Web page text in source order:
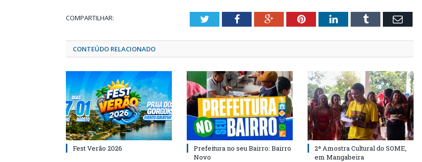
COMPARTILHAR: TwitterFacebookGoogle+PinterestLinkedInTumblr Email
CONTEÚDO RELACIONADO
Fest Verão 2026
Prefeitura no seu Bairro: Bairro
Novo
2ª Amostra Cultural do SOME,
em Mangabeira